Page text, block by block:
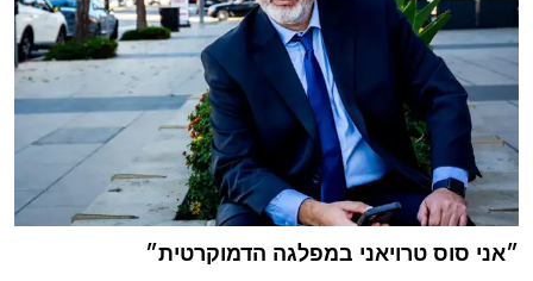
״אני סוס טרויאני במפלגה הדמוקרטית״